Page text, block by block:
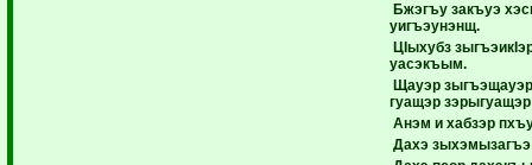
Бжэгъу закъуэ
уигъэунэнщ.
ЦIыхубз
уасэкъым.
Щауэр
гуащэр
Анэм и хабзэр
Дахэ